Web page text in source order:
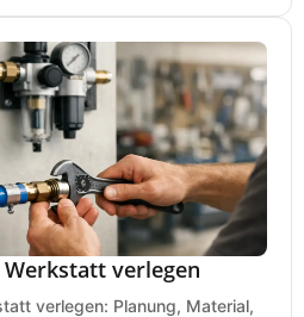
verlegen
verlegen: Planung, Material,